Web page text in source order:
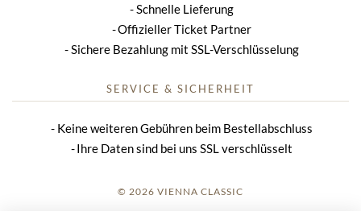
Schnelle Lieferung
Offizieller Ticket Partner
Sichere Bezahlung mit SSL-Verschlüsselung
SERVICE & SICHERHEIT
Keine weiteren Gebühren beim Bestellabschluss
Ihre Daten sind bei uns SSL verschlüsselt
© 2026 VIENNA CLASSIC